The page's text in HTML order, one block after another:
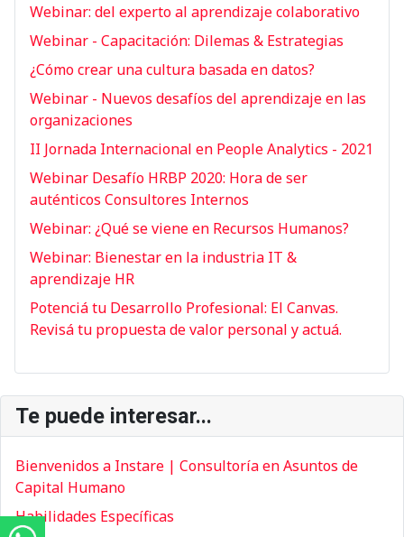
Webinar: del experto al aprendizaje colaborativo
Webinar - Capacitación: Dilemas & Estrategias
¿Cómo crear una cultura basada en datos?
Webinar - Nuevos desafíos del aprendizaje en las
organizaciones
II Jornada Internacional en People Analytics - 2021
Webinar Desafío HRBP 2020: Hora de ser
auténticos Consultores Internos
Webinar: ¿Qué se viene en Recursos Humanos?
Webinar: Bienestar en la industria IT &
aprendizaje HR
Potenciá tu Desarrollo Profesional: El Canvas.
Revisá tu propuesta de valor personal y actuá.
Te puede interesar...
Bienvenidos a Instare | Consultoría en Asuntos de
Capital Humano
Habilidades Específicas